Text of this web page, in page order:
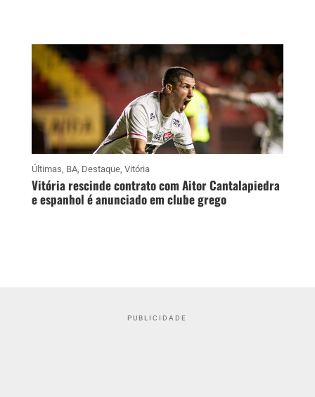
Últimas, BA, Destaque, Vitória
Vitória rescinde contrato com Aitor Cantalapiedra
e espanhol é anunciado em clube grego
PUBLICIDADE